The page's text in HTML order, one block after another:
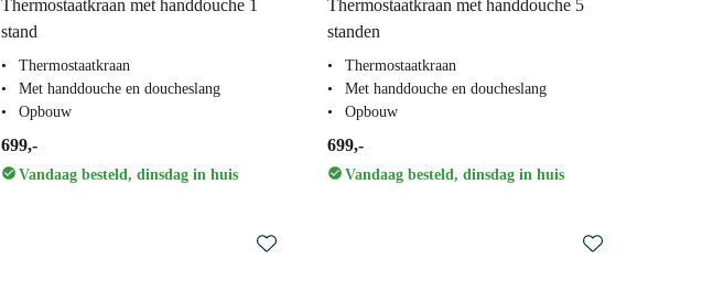
Thermostaatkraan met handdouche 1
stand
Thermostaatkraan
Met handdouche en doucheslang
Opbouw
699,-
Vandaag besteld, dinsdag in huis
Thermostaatkraan met handdouche 5
standen
Thermostaatkraan
Met handdouche en doucheslang
Opbouw
699,-
Vandaag besteld, dinsdag in huis